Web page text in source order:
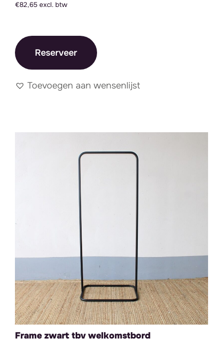
€82,65 excl. btw
Reserveer
Toevoegen aan wensenlijst
Frame zwart tbv welkomstbord